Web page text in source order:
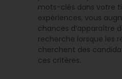
mots-clés dans votre
expériences, vous
chances d’apparaître
recherche lorsque les
cherchent des
ces critères.